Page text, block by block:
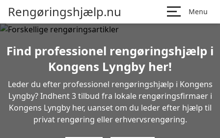
Rengøringshjælp.nu Menu
Find professionel rengøringshjælp i
Kongens Lyngby her!
Leder du efter professionel rengøringshjælp i Kongens
Lyngby? Indhent 3 tilbud fra lokale rengøringsfirmaer i
Kongens Lyngby her, uanset om du leder efter hjælp til
privat rengøring eller erhvervsrengøring.